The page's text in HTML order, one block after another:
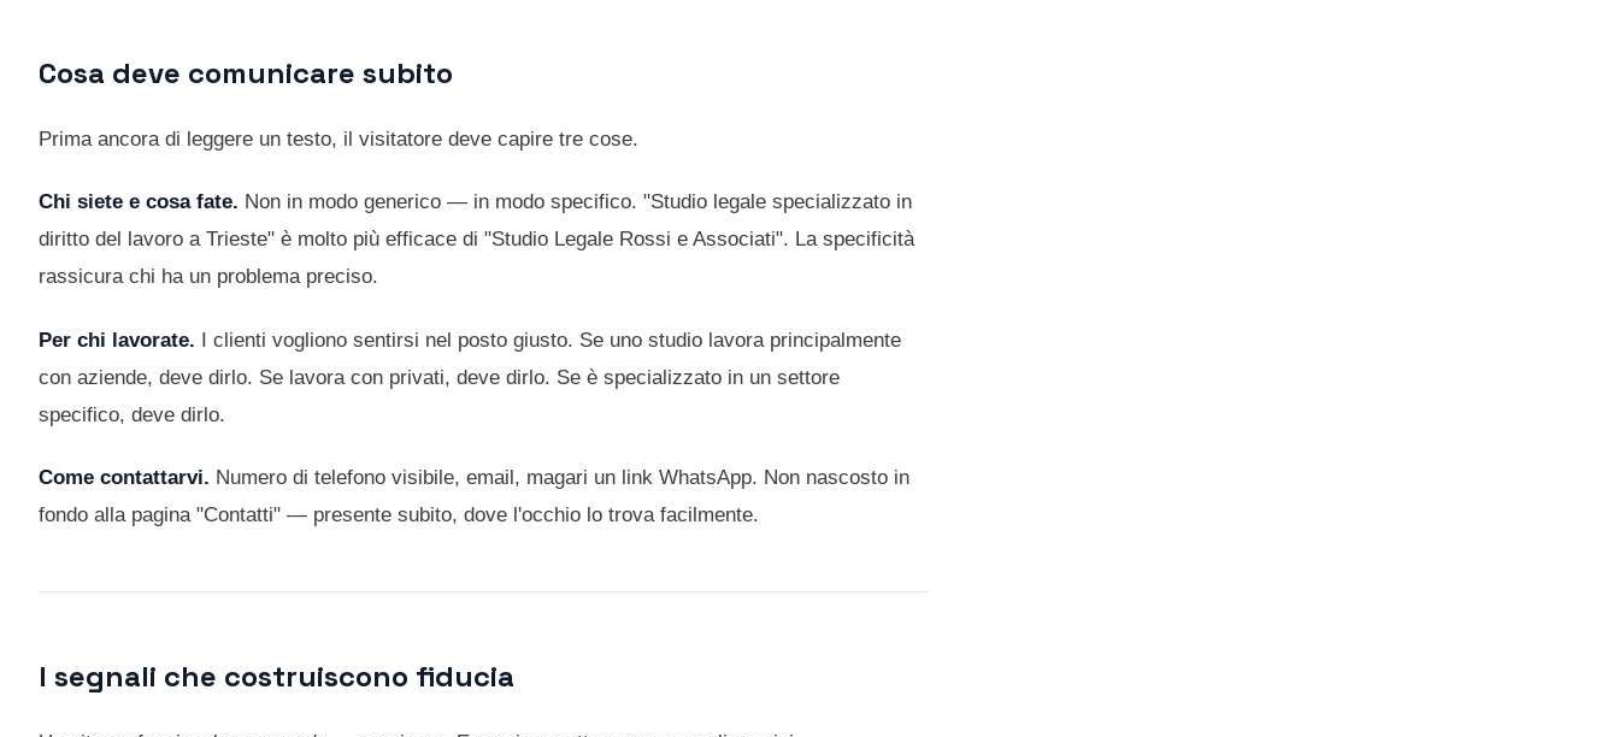
Cosa deve comunicare subito
Prima ancora di leggere un testo, il visitatore deve capire tre cose.
Chi siete e cosa fate. Non in modo generico — in modo specifico. "Studio legale specializzato in
diritto del lavoro a Trieste" è molto più efficace di "Studio Legale Rossi e Associati". La specificità
rassicura chi ha un problema preciso.
Per chi lavorate. I clienti vogliono sentirsi nel posto giusto. Se uno studio lavora principalmente
con aziende, deve dirlo. Se lavora con privati, deve dirlo. Se è specializzato in un settore
specifico, deve dirlo.
Come contattarvi. Numero di telefono visibile, email, magari un link WhatsApp. Non nascosto in
fondo alla pagina "Contatti" — presente subito, dove l'occhio lo trova facilmente.
I segnali che costruiscono fiducia